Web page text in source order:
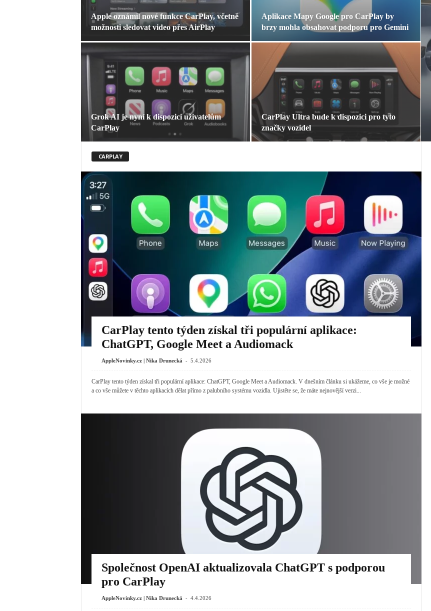
Apple oznámil nové funkce CarPlay, včetně
možnosti sledovat video přes AirPlay
Aplikace Mapy Google pro CarPlay by
brzy mohla obsahovat podporu pro Gemini
Grok AI je nyní k dispozici uživatelům
CarPlay
CarPlay Ultra bude k dispozici pro tyto
značky vozidel
CARPLAY
CarPlay tento týden získal tři populární aplikace:
ChatGPT, Google Meet a Audiomack
AppleNovinky.cz | Nika Drunecká - 5.4.2026
CarPlay tento týden získal tři populární aplikace: ChatGPT, Google Meet a Audiomack. V dnešním článku si ukážeme, co vše je možné
a co vše můžete v těchto aplikacích dělat přímo z palubního systému vozidla. Ujistěte se, že máte nejnovější verzi...
Společnost OpenAI aktualizovala ChatGPT s podporou
pro CarPlay
AppleNovinky.cz | Nika Drunecká - 4.4.2026